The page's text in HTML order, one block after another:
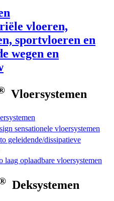
vloeren,
sportvloeren en
wegen en
Vloersystemen
sensationele vloersystemen
geleidende/dissipatieve
laag oplaadbare vloersystemen
Deksystemen